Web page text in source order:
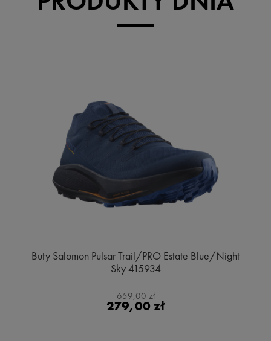
Buty Salomon Pulsar Trail/PRO Estate Blue/Night
Sky 415934
659,00 zł
279,00 zł